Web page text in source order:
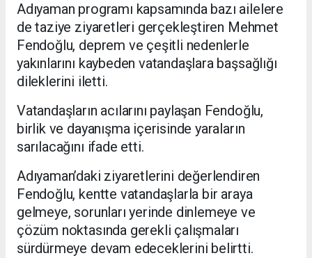
Adıyaman programı kapsamında bazı ailelere
de taziye ziyaretleri gerçekleştiren Mehmet
Fendoğlu, deprem ve çeşitli nedenlerle
yakınlarını kaybeden vatandaşlara başsağlığı
dileklerini iletti.
Vatandaşların acılarını paylaşan Fendoğlu,
birlik ve dayanışma içerisinde yaraların
sarılacağını ifade etti.
Adıyaman’daki ziyaretlerini değerlendiren
Fendoğlu, kentte vatandaşlarla bir araya
gelmeye, sorunları yerinde dinlemeye ve
çözüm noktasında gerekli çalışmaları
sürdürmeye devam edeceklerini belirtti.